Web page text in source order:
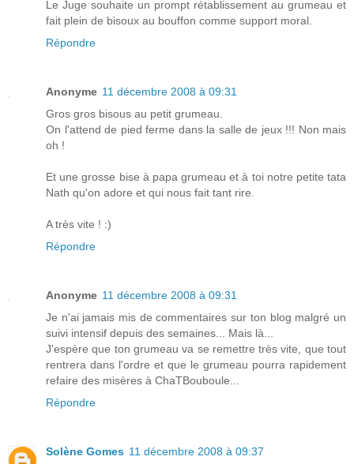
Le Juge souhaite un prompt rétablissement au grumeau et
fait plein de bisoux au bouffon comme support moral.
Répondre
Anonyme 11 décembre 2008 à 09:31
Gros gros bisous au petit grumeau.
On l'attend de pied ferme dans la salle de jeux !!! Non mais
oh !
Et une grosse bise à papa grumeau et à toi notre petite tata
Nath qu'on adore et qui nous fait tant rire.
A très vite ! :)
Répondre
Anonyme 11 décembre 2008 à 09:31
Je n'ai jamais mis de commentaires sur ton blog malgré un
suivi intensif depuis des semaines... Mais là...
J'espère que ton grumeau va se remettre très vite, que tout
rentrera dans l'ordre et que le grumeau pourra rapidement
refaire des misères à ChaTBouboule...
Répondre
Solène Gomes 11 décembre 2008 à 09:37